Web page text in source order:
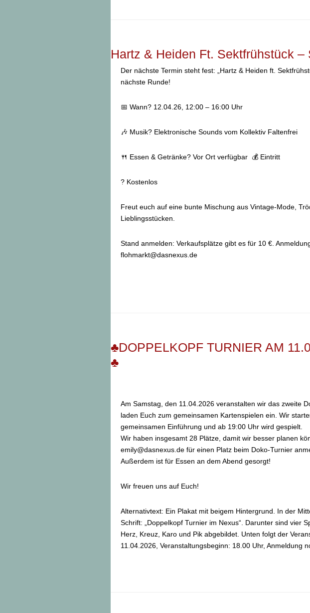
Hartz & Heiden Ft. Sektfrühstück –
Der nächste Termin steht fest: „Hartz & Heiden ft.
nächste Runde!
📅 Wann? 12.04.26, 12:00 – 16:00 Uhr
🎶 Musik? Elektronische Sounds vom Kollektiv Faltenfrei
🍴 Essen & Getränke? Vor Ort verfügbar 💰 Eintritt
? Kostenlos
Freut euch auf eine bunte Mischung aus Vintage-Mode,
Lieblingsstücken.
Stand anmelden: Verkaufsplätze gibt es für 10 €.
flohmarkt@dasnexus.de
♣️DOPPELKOPF TURNIER AM
♣️
Am Samstag, den 11.04.2026 veranstalten wir das zweite
laden Euch zum gemeinsamen Kartenspielen ein. Wir
gemeinsamen Einführung und ab 19:00 Uhr wird gespielt.
Wir haben insgesamt 28 Plätze, damit wir besser planen
emily@dasnexus.de für einen Platz beim Doko-Turnier
Außerdem ist für Essen an dem Abend gesorgt!
Wir freuen uns auf Euch!
Alternativtext: Ein Plakat mit beigem Hintergrund. In der
Schrift: „Doppelkopf Turnier im Nexus“. Darunter sind vier
Herz, Kreuz, Karo und Pik abgebildet. Unten folgt der
11.04.2026, Veranstaltungsbeginn: 18.00 Uhr, Anmeldung